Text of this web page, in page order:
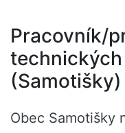
Pracovník/
(Samotišky)
Obec Samotišky